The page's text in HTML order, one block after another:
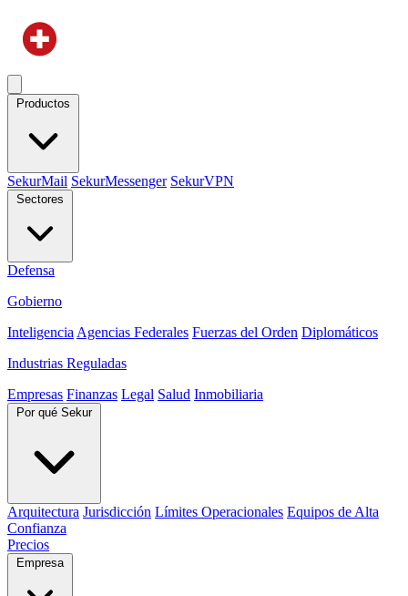
Productos
SekurMail SekurMessenger SekurVPN
Sectores
Defensa
Gobierno
Inteligencia Agencias Federales Fuerzas del Orden Diplomáticos
Industrias Reguladas
Empresas Finanzas Legal Salud Inmobiliaria
Por qué Sekur
Arquitectura Jurisdicción Límites Operacionales Equipos de Alta
Confianza
Precios
Empresa